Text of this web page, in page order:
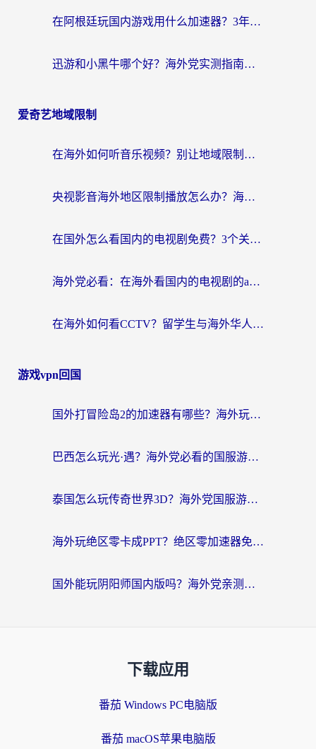
在阿根廷玩国内游戏用什么加速器？3年海外党亲测实用指南
迅游和小黑牛哪个好？海外党实测指南，选对中国地址加速器才能无缝刷国内资源
爱奇艺地域限制
在海外如何听音乐视频？别让地域限制挡住你的华语旋律
央视影音海外地区限制播放怎么办？海外华人必看的追剧自由指南
在国外怎么看国内的电视剧免费？3个关键步骤+1款靠谱加速器帮你搞定
海外党必看：在海外看国内的电视剧的app选对了吗？3步解决地域限制烦恼
在海外如何看CCTV？留学生与海外华人的实用回国加速指南
游戏vpn回国
国外打冒险岛2的加速器有哪些？海外玩家国服畅玩全攻略（附实测推荐）
巴西怎么玩光·遇？海外党必看的国服游戏加速器选择指南（附3款热门游戏实测）
泰国怎么玩传奇世界3D？海外党国服游戏加速终极指南（附非洲欧洲热门游戏解决方案）
海外玩绝区零卡成PPT？绝区零加速器免费的推荐+实用技巧，附墨西哥玩谁是卧底美国玩和平精英攻略
国外能玩阴阳师国内版吗？海外党亲测有效的国服游戏加速指南
下载应用
番茄 Windows PC电脑版
番茄 macOS苹果电脑版